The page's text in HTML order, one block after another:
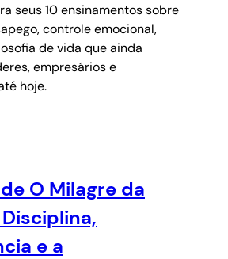
seus 10 ensinamentos sobre
controle emocional,
de vida que ainda
empresários e
hoje.
O Milagre da
e a